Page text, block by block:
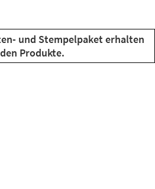
und Stempelpaket erhalten
Produkte.